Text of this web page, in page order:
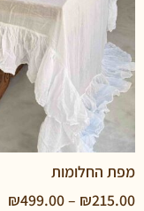
₪
–
₪499.00